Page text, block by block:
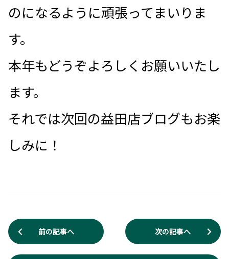
のになるように頑張ってまいりま
す。
本年もどうぞよろしくお願いいたし
ます。
それでは次回の益田店ブログもお楽
しみに！
前の記事へ 次の記事へ